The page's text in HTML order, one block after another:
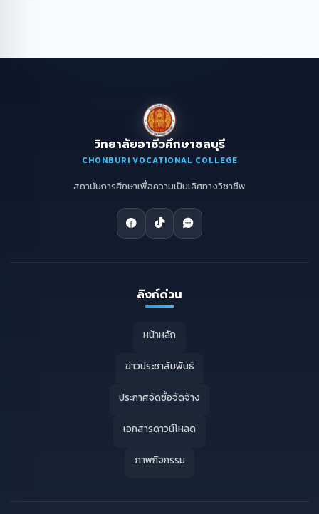
วิทยาลัยอาชีวศึกษาชลบุรี
CHONBURI VOCATIONAL COLLEGE
สถาบันการศึกษาเพื่อความเป็นเลิศทางวิชาชีพ
ลิงก์ด่วน
หน้าหลัก
ข่าวประชาสัมพันธ์
ประกาศจัดซื้อจัดจ้าง
เอกสารดาวน์โหลด
ภาพกิจกรรม